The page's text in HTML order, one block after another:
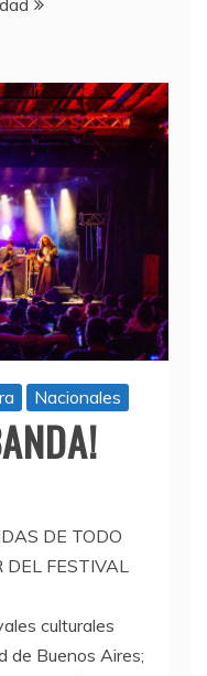
Nacionales
DE TODO
DEL FESTIVAL
culturales
de Buenos Aires;